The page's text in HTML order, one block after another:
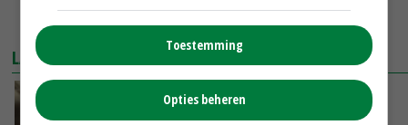
MEER MARKTPRIJZEN
LAATSTE NIEUWS
‘Samenwerking A-ware en Amalthea gaat
Toestemming
Opties beheren